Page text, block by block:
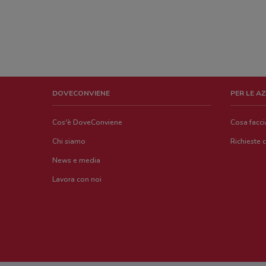
DOVECONVIENE
Cos'è DoveConviene
Chi siamo
News e media
Lavora con noi
PER LE
Cosa
Richieste